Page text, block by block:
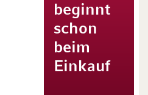
beginnt
schon
beim
Einkauf